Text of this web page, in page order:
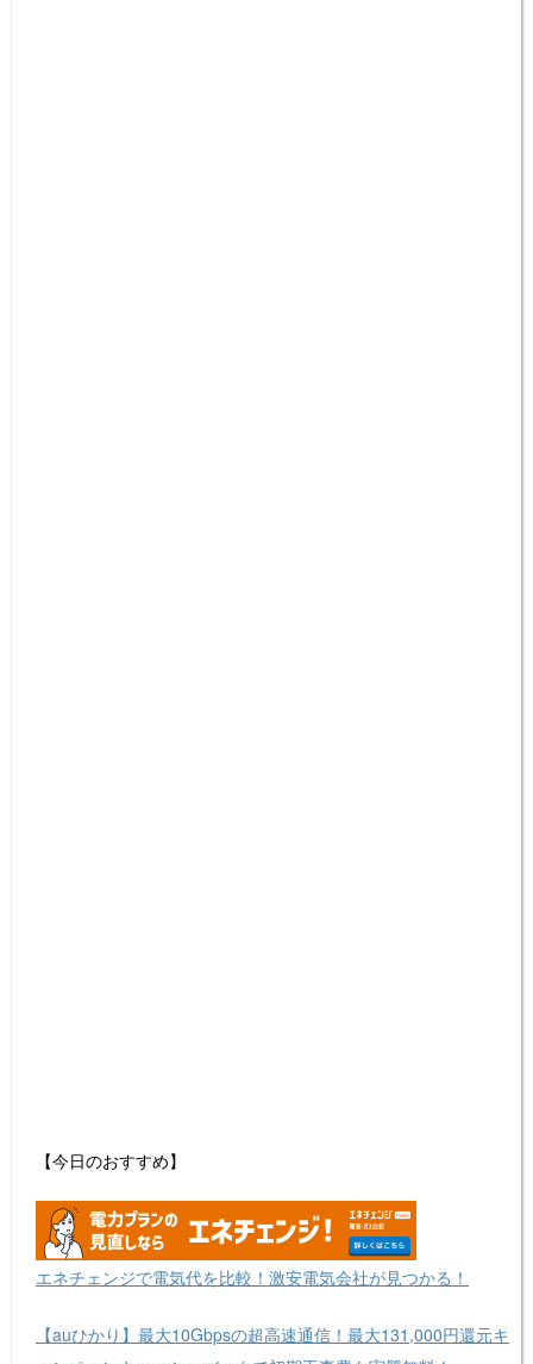
【今日のおすすめ】
エネチェンジで電気代を比較！激安電気会社が見つかる！
【auひかり】最大10Gbpsの超高速通信！最大131,000円還元キ